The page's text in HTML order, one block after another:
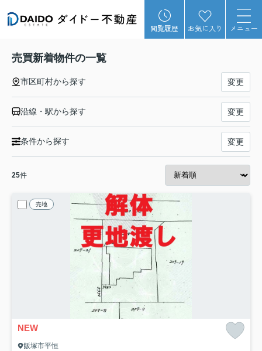
閲覧履歴 お気に入り メニュー
売買新着物件の一覧
市区町村から探す 変更
沿線・駅から探す 変更
条件から探す 変更
25件
売地
NEW
飯塚市平恒